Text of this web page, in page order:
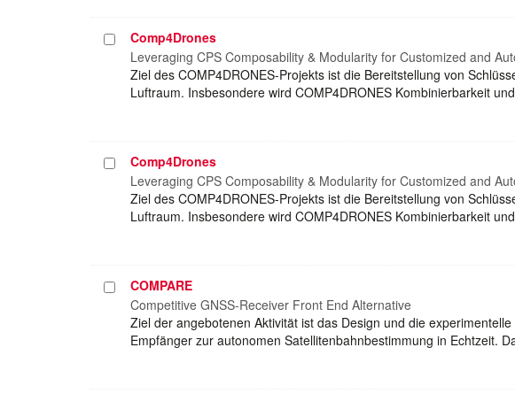
Projekt
auswählen
Comp4Drones
Leveraging CPS Composability & Modularity for Customized and
Ziel des COMP4DRONES-Projekts ist die Bereitstellung von
Luftraum. Insbesondere wird COMP4DRONES Kombinierbarkeit
Projekt
auswählen
Comp4Drones
Leveraging CPS Composability & Modularity for Customized and
Ziel des COMP4DRONES-Projekts ist die Bereitstellung von
Luftraum. Insbesondere wird COMP4DRONES Kombinierbarkeit
Projekt
auswählen
COMPARE
Competitive GNSS-Receiver Front End Alternative
Ziel der angebotenen Aktivität ist das Design und die
Empfänger zur autonomen Satellitenbahnbestimmung in Echtzeit.